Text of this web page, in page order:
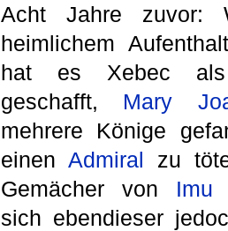
Acht Jahre zuvor:
heimlichem
hat es Xebec als
geschafft, Mary
mehrere Könige
einen Admiral zu
Gemächer von Imu
sich ebendieser